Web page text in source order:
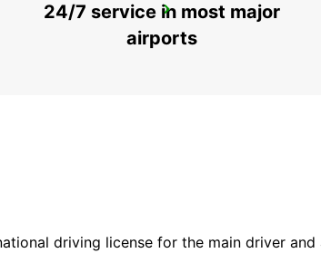
ST.
24/7 service in most major
airports
driving license for the main driver and